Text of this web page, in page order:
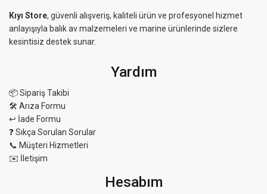
Kıyı Store, güvenli alışveriş, kaliteli ürün ve profesyonel hizmet
anlayışıyla balık av malzemeleri ve marine ürünlerinde sizlere
kesintisiz destek sunar.
Yardım
📦 Sipariş Takibi
🛠 Arıza Formu
↩️ İade Formu
❓ Sıkça Sorulan Sorular
📞 Müşteri Hizmetleri
✉️ İletişim
Hesabım